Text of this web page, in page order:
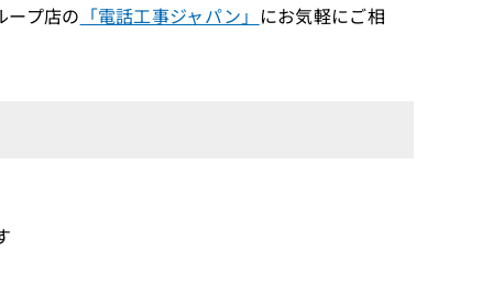
ープ店の 「電話工事ジャパン」 にお気軽にご相